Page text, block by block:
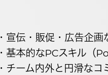
・宣伝・販促・広告企画
・基本的なPCスキル
・チーム内外と円滑な